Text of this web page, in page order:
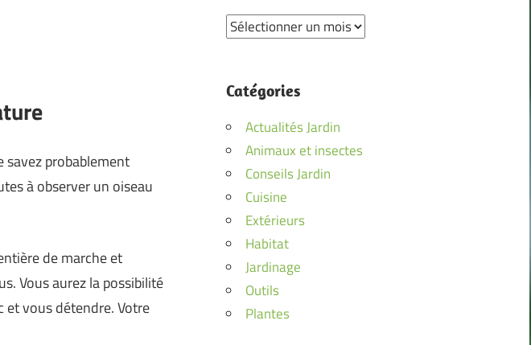
savez probablement
à observer un oiseau
de marche et
Vous aurez la possibilité
et vous détendre. Votre
Archives
Catégories
Actualités Jardin
Animaux et insectes
Conseils Jardin
Cuisine
Extérieurs
Habitat
Jardinage
Outils
Plantes